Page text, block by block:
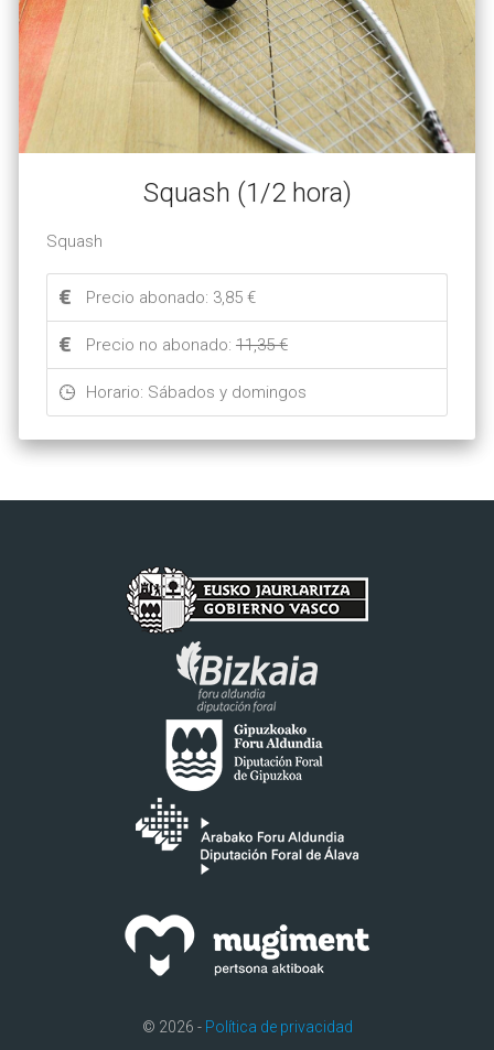
Squash (1/2 hora)
Squash
Precio abonado: 3,85 €
Precio no abonado: 11,35 €
Horario: Sábados y domingos
© 2026 - Política de privacidad